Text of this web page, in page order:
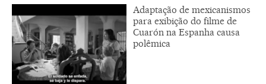
Adaptação de mexicanismos
para exibição do filme de
Cuarón na Espanha causa
polêmica